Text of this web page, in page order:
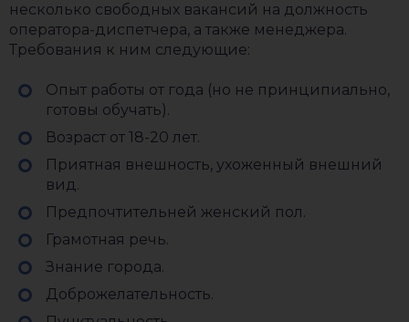
несколько свободных вакансий на должность
оператора-диспетчера, а также менеджера.
Требования к ним следующие:
Опыт работы от года (но не принципиально,
готовы обучать).
Возраст от 18-20 лет.
Приятная внешность, ухоженный внешний
вид.
Предпочтительней женский пол.
Грамотная речь.
Знание города.
Доброжелательность.